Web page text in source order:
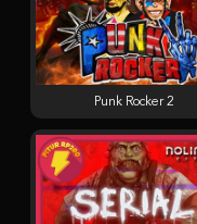
Punk Rocker 2